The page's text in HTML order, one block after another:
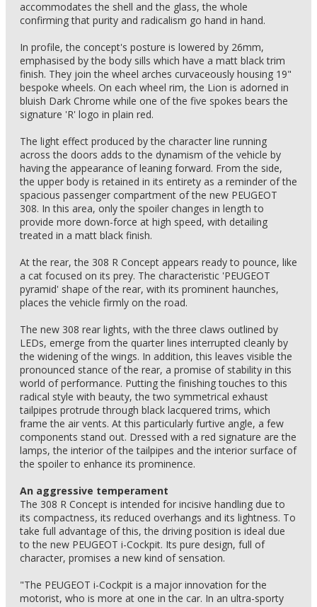
accommodates the shell and the glass, the whole
confirming that purity and radicalism go hand in hand.
In profile, the concept's posture is lowered by 26mm,
emphasised by the body sills which have a matt black trim
finish. They join the wheel arches curvaceously housing 19"
bespoke wheels. On each wheel rim, the Lion is adorned in
bluish Dark Chrome while one of the five spokes bears the
signature 'R' logo in plain red.
The light effect produced by the character line running
across the doors adds to the dynamism of the vehicle by
having the appearance of leaning forward. From the side,
the upper body is retained in its entirety as a reminder of the
spacious passenger compartment of the new PEUGEOT
308. In this area, only the spoiler changes in length to
provide more down-force at high speed, with detailing
treated in a matt black finish.
At the rear, the 308 R Concept appears ready to pounce, like
a cat focused on its prey. The characteristic 'PEUGEOT
pyramid' shape of the rear, with its prominent haunches,
places the vehicle firmly on the road.
The new 308 rear lights, with the three claws outlined by
LEDs, emerge from the quarter lines interrupted cleanly by
the widening of the wings. In addition, this leaves visible the
pronounced stance of the rear, a promise of stability in this
world of performance. Putting the finishing touches to this
radical style with beauty, the two symmetrical exhaust
tailpipes protrude through black lacquered trims, which
frame the air vents. At this particularly furtive angle, a few
components stand out. Dressed with a red signature are the
lamps, the interior of the tailpipes and the interior surface of
the spoiler to enhance its prominence.
An aggressive temperament
The 308 R Concept is intended for incisive handling due to
its compactness, its reduced overhangs and its lightness. To
take full advantage of this, the driving position is ideal due
to the new PEUGEOT i-Cockpit. Its pure design, full of
character, promises a new kind of sensation.
"The PEUGEOT i-Cockpit is a major innovation for the
motorist, who is more at one in the car. In an ultra-sporty